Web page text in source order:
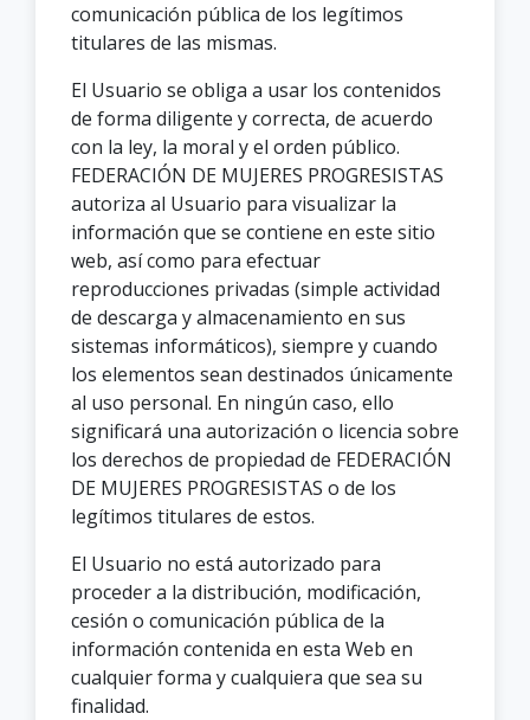
comunicación pública de los legítimos
titulares de las mismas.
El Usuario se obliga a usar los contenidos
de forma diligente y correcta, de acuerdo
con la ley, la moral y el orden público.
FEDERACIÓN DE MUJERES PROGRESISTAS
autoriza al Usuario para visualizar la
información que se contiene en este sitio
web, así como para efectuar
reproducciones privadas (simple actividad
de descarga y almacenamiento en sus
sistemas informáticos), siempre y cuando
los elementos sean destinados únicamente
al uso personal. En ningún caso, ello
significará una autorización o licencia sobre
los derechos de propiedad de FEDERACIÓN
DE MUJERES PROGRESISTAS o de los
legítimos titulares de estos.
El Usuario no está autorizado para
proceder a la distribución, modificación,
cesión o comunicación pública de la
información contenida en esta Web en
cualquier forma y cualquiera que sea su
finalidad.